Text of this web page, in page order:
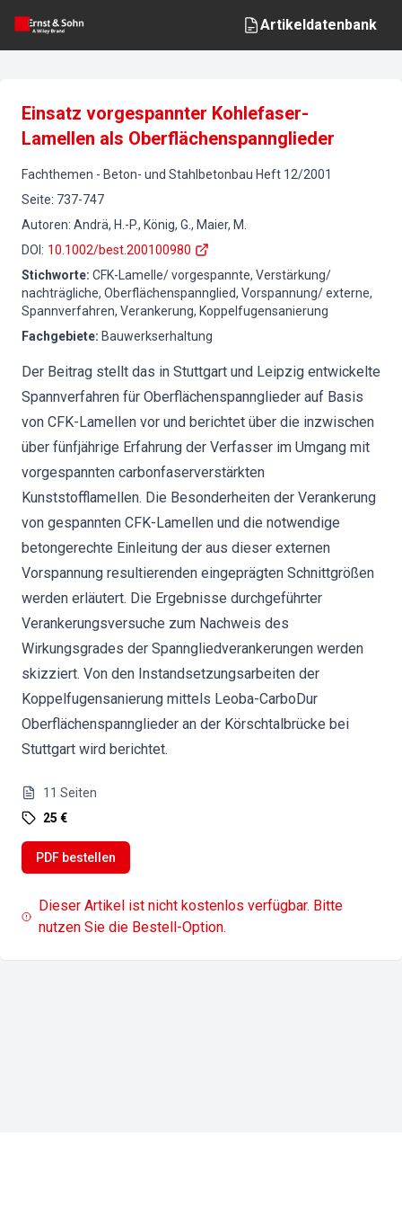
Artikeldatenbank
Einsatz vorgespannter Kohlefaser-
Lamellen als Oberflächenspannglieder
Fachthemen - Beton- und Stahlbetonbau Heft 12/2001
Seite: 737-747
Autoren: Andrä, H.-P., König, G., Maier, M.
DOI : 10.1002/best.200100980
Stichworte: CFK-Lamelle/ vorgespannte, Verstärkung/
nachträgliche, Oberflächenspannglied, Vorspannung/ externe,
Spannverfahren, Verankerung, Koppelfugensanierung
Fachgebiete: Bauwerkserhaltung
Der Beitrag stellt das in Stuttgart und Leipzig entwickelte
Spannverfahren für Oberflächenspannglieder auf Basis
von CFK-Lamellen vor und berichtet über die inzwischen
über fünfjährige Erfahrung der Verfasser im Umgang mit
vorgespannten carbonfaserverstärkten
Kunststofflamellen. Die Besonderheiten der Verankerung
von gespannten CFK-Lamellen und die notwendige
betongerechte Einleitung der aus dieser externen
Vorspannung resultierenden eingeprägten Schnittgrößen
werden erläutert. Die Ergebnisse durchgeführter
Verankerungsversuche zum Nachweis des
Wirkungsgrades der Spanngliedverankerungen werden
skizziert. Von den Instandsetzungsarbeiten der
Koppelfugensanierung mittels Leoba-CarboDur
Oberflächenspannglieder an der Körschtalbrücke bei
Stuttgart wird berichtet.
11 Seiten
25 €
PDF bestellen
Dieser Artikel ist nicht kostenlos verfügbar. Bitte
nutzen Sie die Bestell-Option.